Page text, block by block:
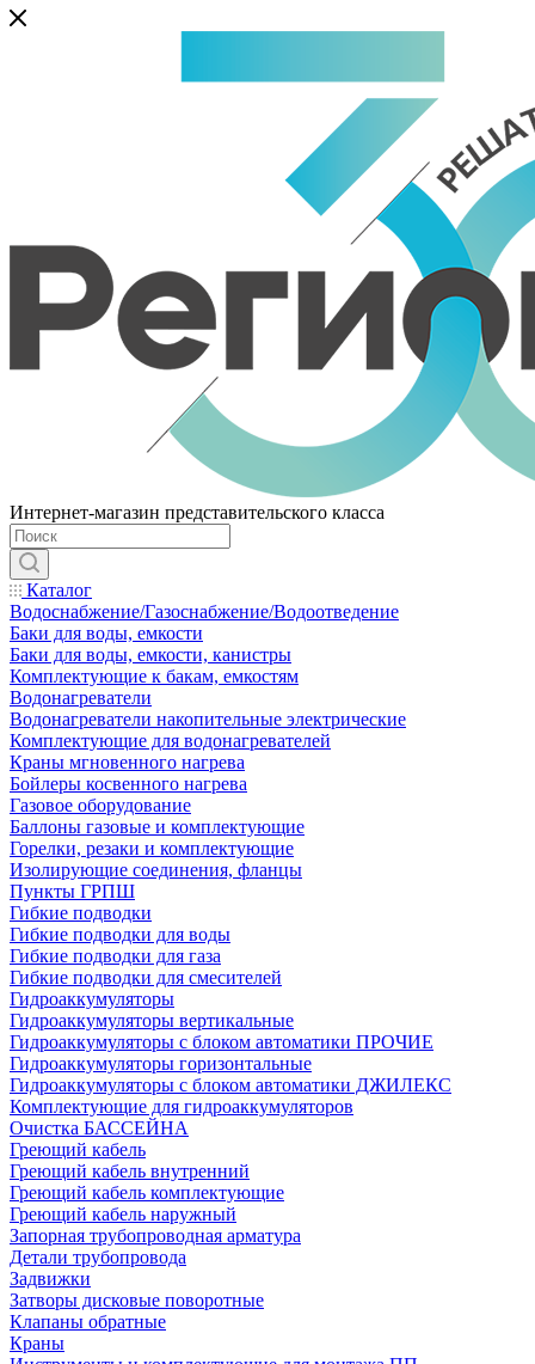
Интернет-магазин представительского класса
Каталог
Водоснабжение/Газоснабжение/Водоотведение
Баки для воды, емкости
Баки для воды, емкости, канистры
Комплектующие к бакам, емкостям
Водонагреватели
Водонагреватели накопительные электрические
Комплектующие для водонагревателей
Краны мгновенного нагрева
Бойлеры косвенного нагрева
Газовое оборудование
Баллоны газовые и комплектующие
Горелки, резаки и комплектующие
Изолирующие соединения, фланцы
Пункты ГРПШ
Гибкие подводки
Гибкие подводки для воды
Гибкие подводки для газа
Гибкие подводки для смесителей
Гидроаккумуляторы
Гидроаккумуляторы вертикальные
Гидроаккумуляторы с блоком автоматики ПРОЧИЕ
Гидроаккумуляторы горизонтальные
Гидроаккумуляторы с блоком автоматики ДЖИЛЕКС
Комплектующие для гидроаккумуляторов
Очистка БАССЕЙНА
Греющий кабель
Греющий кабель внутренний
Греющий кабель комплектующие
Греющий кабель наружный
Запорная трубопроводная арматура
Детали трубопровода
Задвижки
Затворы дисковые поворотные
Клапаны обратные
Краны